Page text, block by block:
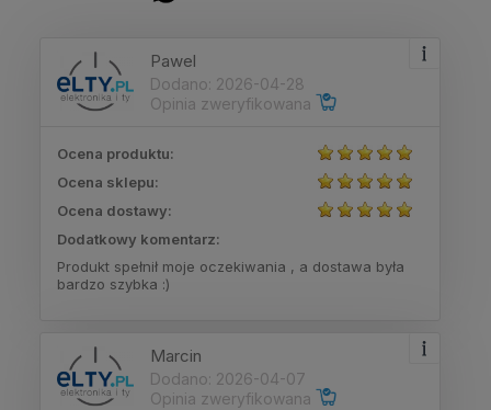
Pawel
Dodano: 2026-04-28
Opinia zweryfikowana
Ocena produktu:
Ocena sklepu:
Ocena dostawy:
Dodatkowy komentarz:
Produkt spełnił moje oczekiwania , a dostawa była
bardzo szybka :)
Marcin
Dodano: 2026-04-07
Opinia zweryfikowana